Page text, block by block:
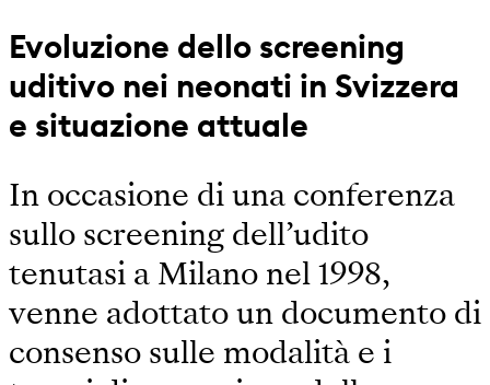
Evoluzione dello screening
uditivo nei neonati in Svizzera
e situazione attuale
In occasione di una conferenza
sullo screening dell’udito
tenutasi a Milano nel 1998,
venne adottato un documento di
consenso sulle modalità e i